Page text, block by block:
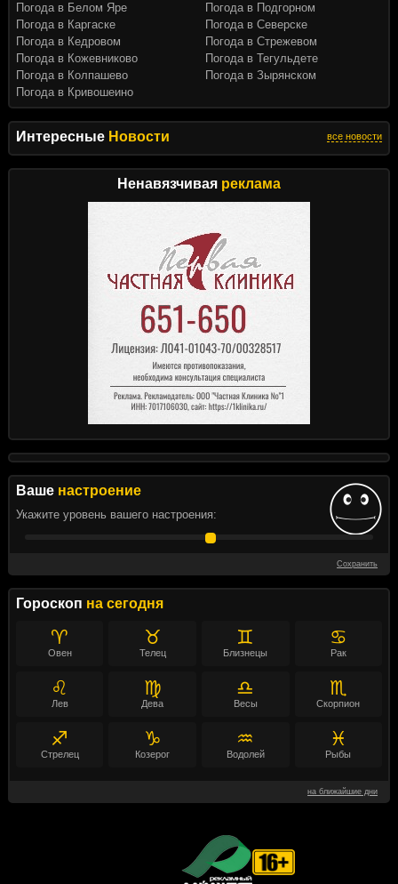
Интересные Новости все новости
Ненавязчивая реклама
Ваше настроение
Укажите уровень вашего настроения:
Сохранить
Гороскоп на сегодня
♈
Овен
♉
Телец
♊
Близнецы
♋
Рак
♌
Лев
♍
Дева
♎
Весы
♏
Скорпион
♐
Стрелец
♑
Козерог
♒
Водолей
♓
Рыбы
на ближайшие дни
Погода в Белом Яре
Погода в Каргаске
Погода в Кедровом
Погода в Кожевниково
Погода в Колпашево
Погода в Кривошеино
Погода в Подгорном
Погода в Северске
Погода в Стрежевом
Погода в Тегульдете
Погода в Зырянском